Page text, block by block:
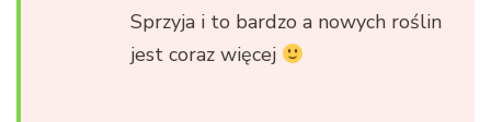
Sprzyja i to bardzo a nowych roślin
jest coraz więcej